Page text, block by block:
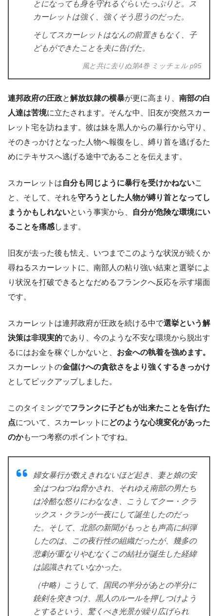
とになっても身を守れるぐらいたっぷりと。ス
カーレットは強く、強くそう思うのだった。
そしてスカーレットはなんの前置きもなく、子
どもができたことを夫に告げた。
風と共に去りぬ第4巻 ミッチェル p95
連邦政府の圧政と解放奴隷の横暴が更に高まり、 南部の白
人達は苦境に立たされます。そんな中、旧友が突然スカー
レット宅を訪ねます。彼は妹を黒人からの暴行から守り、
そのきっかけとなった人物へ報復をし、縛り首を逃げるた
めにテキサスへ逃げる途中であることを伝えます。
スカーレットは自分も同じように暴行を受けかねないこ
と、そして、それを守ろうとした人物が縛り首となってし
まうかもしれないという事実から、
自分が危険な環境にい
ることを痛感します。
旧友が去った後も怯え、いつまでこのような状況が続くか
尋ねるスカーレットに、南部人の粘り強い結束と選挙によ
り状況を打破できるとなだめるフランクへ反応を示す場面
です。
スカーレットは連邦政府が圧政を続ける中で選挙という解
決策は非現実的であり、今のような不安な環境から脱出す
るにはお金を稼ぐしかないと、 お金への執着を強めます。
スカーレットの金儲けへの貪欲さをより強くするきっかけ
としてピックアップしました。
このタイミングでフランクに子どもが出来たことを告げた
点について、スカーレットに どのような心境変化があった
のかも一つ考察のポイントですね。
婦女暴行が数えきれないほど起き、妻と娘の安
全はつねづね脅かされ、それゆえ南部の男たち
は冷酷な怒りにわななき、こうしてクー・クラ
ックス・クランが一夜にして誕生したのだっ
た。そして、北部の新聞がもっとも声高に糾弾
したのは、この夜行性の組織だったが、幾多の
悲劇が重なりやむなくこの結社が誕生した経緯
は認識されていなかった。
（中略）こうして、国民の半分があとの半分に
銃剣を突きつけ、黒人のルールを押しつけよう
とするという、驚くべき光景が繰り広げられ